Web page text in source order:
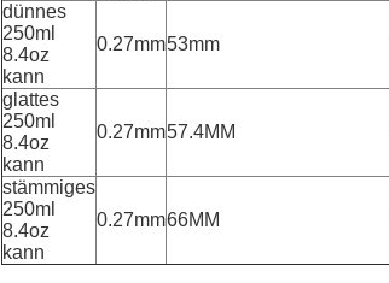
dünnes
250ml
8.4oz
kann
0.27mm53mm
glattes
250ml
8.4oz
kann
0.27mm57.4MM
stämmiges
250ml
8.4oz
kann
0.27mm66MM